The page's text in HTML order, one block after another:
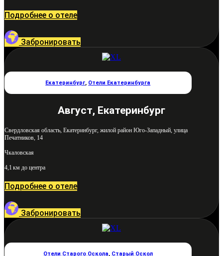
Подробнее о отеле
Забронировать
Екатеринбург, Отели Екатеринбурга
Август, Екатеринбург
Свердловская область, Екатеринбург, жилой район Юго-Западный, улица
Печатников, 14
Чкаловская
4,1 км до центра
Подробнее о отеле
Забронировать
Отели Старого Оскола, Старый Оскол